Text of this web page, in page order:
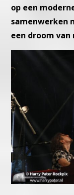
op een
samenwerken
een droom van